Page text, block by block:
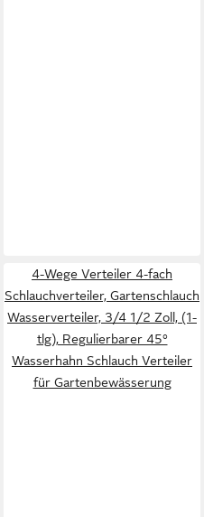
4-Wege Verteiler 4-fach
Schlauchverteiler, Gartenschlauch
Wasserverteiler, 3/4 1/2 Zoll, (1-
tlg), Regulierbarer 45°
Wasserhahn Schlauch Verteiler
für Gartenbewässerung